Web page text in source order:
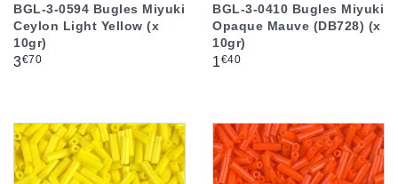
BGL-3-0594 Bugles Miyuki
Ceylon Light Yellow (x
10gr)
Prix
3€70
BGL-3-0410 Bugles Miyuki
Opaque Mauve (DB728) (x
10gr)
Prix
1€40